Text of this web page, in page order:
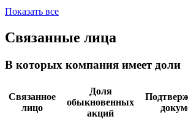
Показать все
Связанные лица
В которых компания имеет доли
Связанное
лицо
Доля
обыкновенных
акций